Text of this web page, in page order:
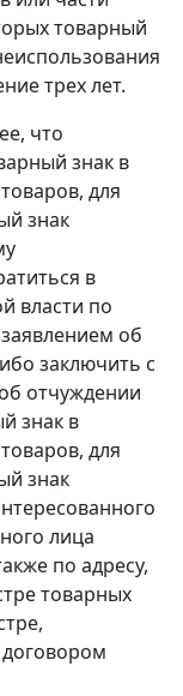
товарный
трех лет.
что
знак в
для
знак
в
власти по
об
заключить с
отчуждении
знак в
для
знак
лица
по адресу,
товарных